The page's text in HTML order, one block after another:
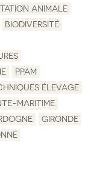
ANIMALE
BIODIVERSITÉ
PPAM
ÉLEVAGE
MARITIME
GIRONDE